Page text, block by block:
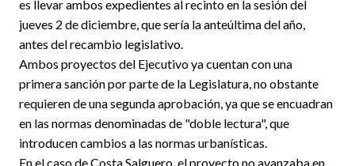
es llevar ambos expedientes al recinto en la sesión del
jueves 2 de diciembre, que sería la anteúltima del año,
antes del recambio legislativo.
Ambos proyectos del Ejecutivo ya cuentan con una
primera sanción por parte de la Legislatura, no obstante
requieren de una segunda aprobación, ya que se encuadran
en las normas denominadas de "doble lectura", que
introducen cambios a las normas urbanísticas.
En el caso de Costa Salguero, el proyecto no avanzaba en